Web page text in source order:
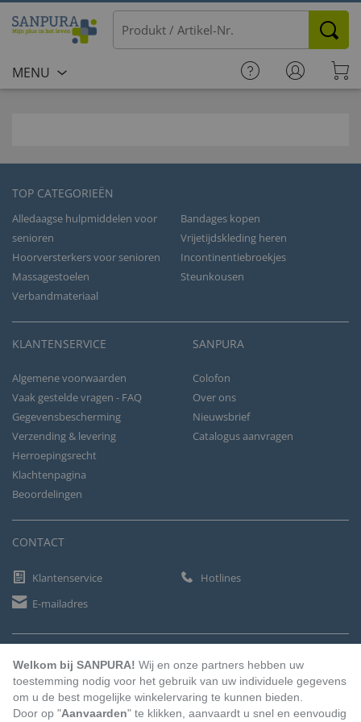
MENU
TOP CATEGORIEËN
Alledaagse hulpmiddelen voor
senioren
Bandages kopen
Vrijetijdskleding heren
Hoorversterkers voor senioren
Incontinentiebroekjes
Massagestoelen
Steunkousen
Verbandmateriaal
KLANTENSERVICE
Algemene voorwaarden
Vaak gestelde vragen - FAQ
Gegevensbescherming
Verzending & levering
Herroepingsrecht
Klachtenpagina
Beoordelingen
SANPURA
Colofon
Over ons
Nieuwsbrief
Catalogus aanvragen
CONTACT
Klantenservice
Hotlines
E-mailadres
Vooruitbetaling Factuur Automatische afschrijving
Welkom bij SANPURA! Wij en onze partners hebben uw
toestemming nodig voor het gebruik van uw individuele gegevens
om u de best mogelijke winkelervaring te kunnen bieden.
Door op "Aanvaarden" te klikken, aanvaardt u snel en eenvoudig